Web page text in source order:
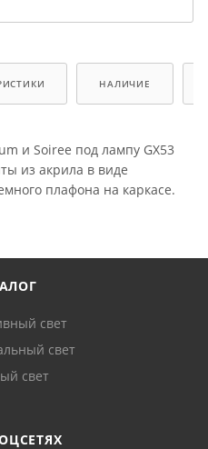
НАЛИЧИЕ
и Soiree под лампу GX53
из акрила в виде
плафона на каркасе.
свет
свет
свет